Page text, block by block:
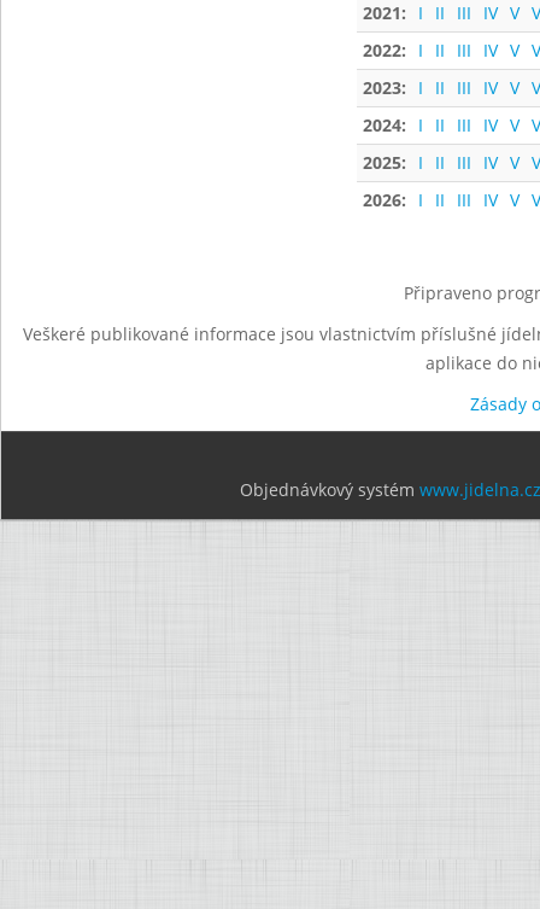
2021:
I II III IV V
2022:
I II III IV V
2023:
I II III IV V
2024:
I II III IV V
2025:
I II III IV V
2026:
I II III IV V
Připraveno
Veškeré publikované informace jsou vlastnictvím příslušné
aplikace do
Zásady
Objednávkový systém www.jidelna.cz